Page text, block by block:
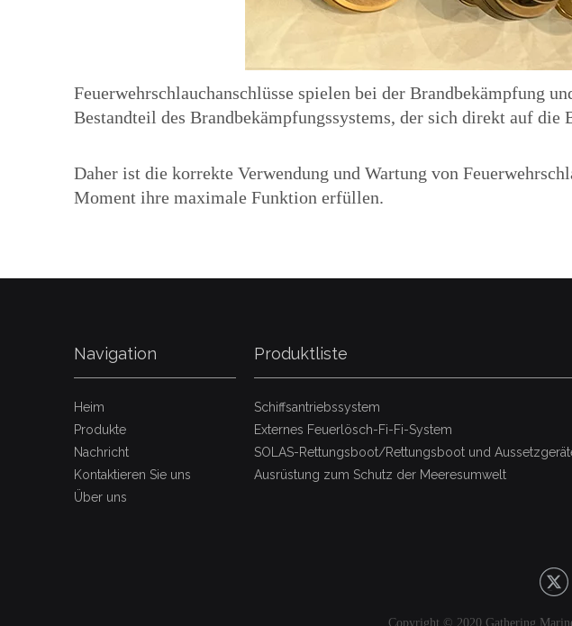
Feuerwehrschlauchanschlüsse spielen bei der Brandbekämpfung
Bestandteil des Brandbekämpfungssystems, der sich direkt auf
Daher ist die korrekte Verwendung und Wartung von
Moment ihre maximale Funktion erfüllen.
Navigation
Heim
Produkte
Nachricht
Kontaktieren Sie uns
Über uns
Produktliste
Schiffsantriebssystem
Externes Feuerlösch-Fi-Fi-System
SOLAS-Rettungsboot/Rettungsboot und
Ausrüstung zum Schutz der Meeresumwelt
Copyright © 2020 Gathering